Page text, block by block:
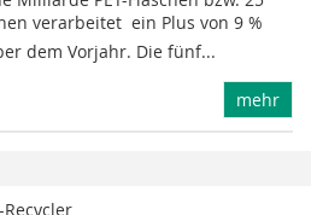
verarbeitet  ein Plus von 9 %
dem Vorjahr. Die fünf...
mehr